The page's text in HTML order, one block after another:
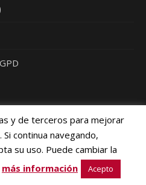
y Protección de Datos- © 2015
Media Next Ltd.
y de terceros para mejorar
continua navegando,
su uso. Puede cambiar la
más información Acepto